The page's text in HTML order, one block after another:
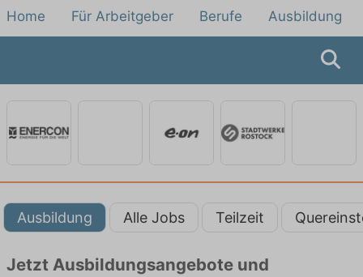
Home Für Arbeitgeber Berufe Ausbildung
Ausbildung Alle Jobs Teilzeit
Jetzt Ausbildungsangebote und